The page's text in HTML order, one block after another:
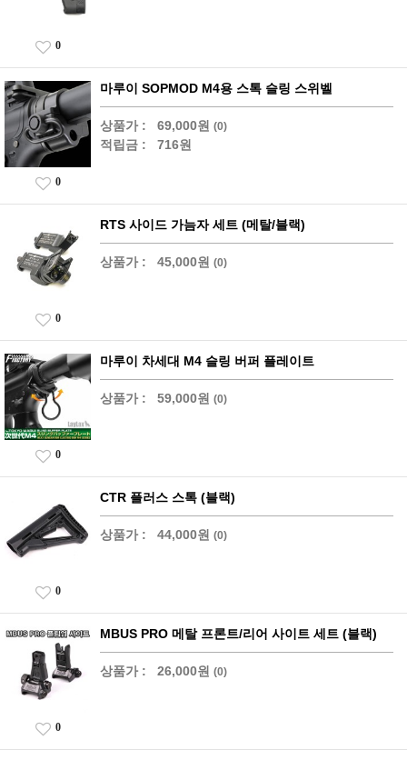
0
마루이 SOPMOD M4용 스톡 슬링 스위벨
상품가 : 69,000원 (0)
적립금 : 716원
0
RTS 사이드 가늠자 세트 (메탈/블랙)
상품가 : 45,000원 (0)
0
마루이 차세대 M4 슬링 버퍼 플레이트
상품가 : 59,000원 (0)
0
CTR 플러스 스톡 (블랙)
상품가 : 44,000원 (0)
0
MBUS PRO 메탈 프론트/리어 사이트 세트 (블랙)
상품가 : 26,000원 (0)
0